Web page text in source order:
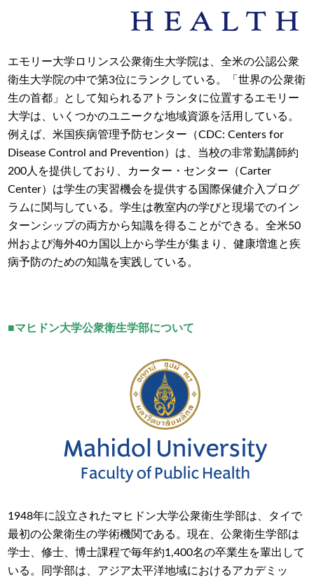
エモリー大学ロリンス公衆衛生大学院は、全米の公認公衆
衛生大学院の中で第3位にランクしている。「世界の公衆衛
生の首都」として知られるアトランタに位置するエモリー
大学は、いくつかのユニークな地域資源を活用している。
例えば、米国疾病管理予防センター（CDC: Centers for
Disease Control and Prevention）は、当校の非常勤講師約
200人を提供しており、カーター・センター（Carter
Center）は学生の実習機会を提供する国際保健介入プログ
ラムに関与している。学生は教室内の学びと現場でのイン
ターンシップの両方から知識を得ることができる。全米50
州および海外40カ国以上から学生が集まり、健康増進と疾
病予防のための知識を実践している。
■マヒドン大学公衆衛生学部について
1948年に設立されたマヒドン大学公衆衛生学部は、タイで
最初の公衆衛生の学術機関である。現在、公衆衛生学部は
学士、修士、博士課程で毎年約1,400名の卒業生を輩出して
いる。同学部は、アジア太平洋地域におけるアカデミッ